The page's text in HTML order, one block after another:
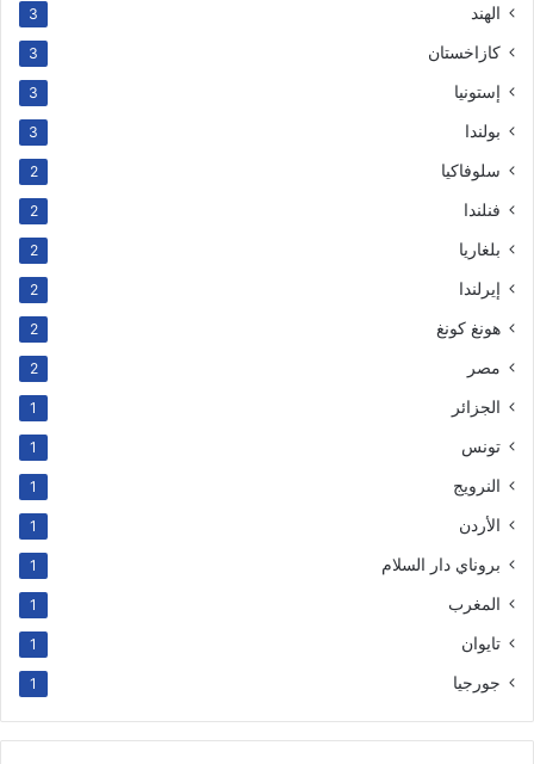
الهند 3
كازاخستان 3
إستونيا 3
بولندا 3
سلوفاكيا 2
فنلندا 2
بلغاريا 2
إيرلندا 2
هونغ كونغ 2
مصر 2
الجزائر 1
تونس 1
النرويج 1
الأردن 1
بروناي دار السلام 1
المغرب 1
تايوان 1
جورجيا 1